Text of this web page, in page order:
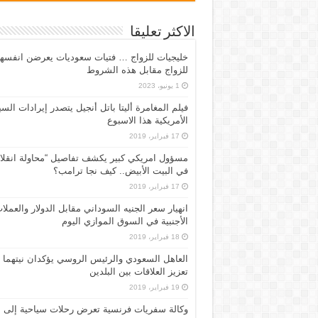
الاكثر تعليقا
خليجيات للزواج … فتيات سعوديات يعرضن
للزواج مقابل هذه الشروط
1 يونيو، 2023
فيلم المغامرة أليتا‭ ‬باتل أنجيل يتصدر إيرادات
الأمريكية هذا الاسبوع
17 فبراير، 2019
مسؤول امريكي كبير يكشف تفاصيل “محاولة
في البيت الأبيض.. كيف نجا ترامب؟
17 فبراير، 2019
انهيار سعر الجنيه السوداني مقابل الدولار
الأجنبية في السوق الموازي اليوم
18 فبراير، 2019
العاهل السعودي والرئيس الروسي يؤكدان نيتهما
تعزيز العلاقات بين البلدين
19 فبراير، 2019
وكالة سفريات فرنسية تعرض رحلات سياحية إلى